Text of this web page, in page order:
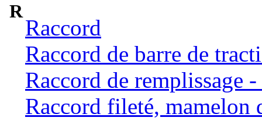
R
Raccord
Raccord de barre de
Raccord de remplissage
Raccord fileté, mamelon